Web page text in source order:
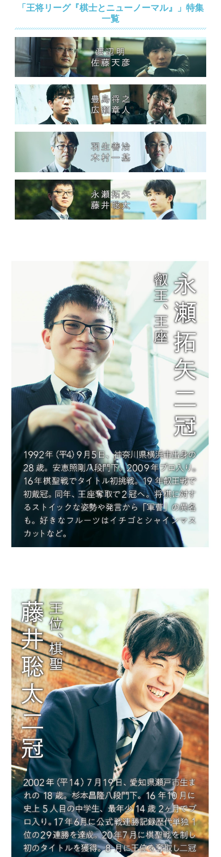
「王将リーグ『棋士とニューノーマル』」特集
一覧